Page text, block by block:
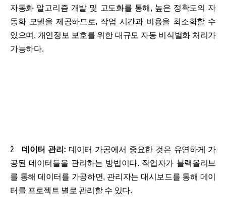
자동화 알고리즘 개발 및 고도화를 통해, 높은 정확도의 자
동화 모델을 제공하므로, 작업 시간과 비용을 최소화할 수
있으며, 개인정보 보호를 위한 대규모 자동 비식별화 처리가
가능하다.
ž 데이터 관리: 데이터 가공에서 중요한 것은 유연하게 가
공된 데이터들을 관리하는 방법이다. 작업자가 블랙올리브
를 통해 데이터를 가공하면, 관리자는 대시보드를 통해 데이
터를 프로젝트 별로 관리할 수 있다.